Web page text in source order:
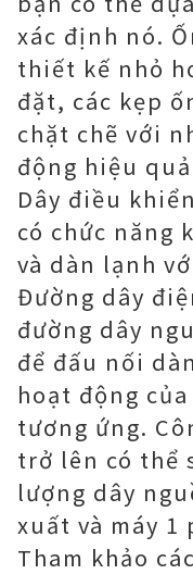
xác định nó.
thiết kế nhỏ
đặt, các kẹp
chặt chẽ với
động hiệu
Dây điều
có chức năng
và dàn lạnh
Đường dây
đường dây
để đấu nối
hoạt động
tương ứng.
trở lên có thể
lượng dây
xuất và máy 1
Tham khảo